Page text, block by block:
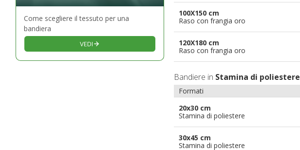
Come scegliere il tessuto per una
bandiera
VEDI
100X150 cm
Raso con frangia oro
120X180 cm
Raso con frangia oro
Bandiere in Stamina di poliestere
Formati
20x30 cm
Stamina di poliestere
30x45 cm
Stamina di poliestere